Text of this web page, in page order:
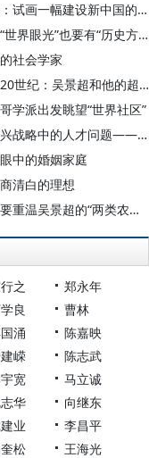
胡一峰：吴景超：试画一幅建设新中国的蓝图——《历史意识与世界视野：吴景超谈史论世》读后
吕文浩：既要有“世界眼光”也要有“历史方法” ——社会学家吴景超的治学之道
社会学家
罗东：被遗忘在20世纪：吴景超和他的超前意识
学派出发眺望“世界社区”
葛飞坤：乡村振兴战略中的人才问题——从吴景超的相关论述出发
中的婚姻家庭
清白的理想
王君柏：为什么要重温吴景超的“两类农村”与城乡一体论
之
郑永年
良
曹林
涌
陈嘉映
嵘
陈志武
宽
马立诚
华
向继东
业
李昌平
松
王海光